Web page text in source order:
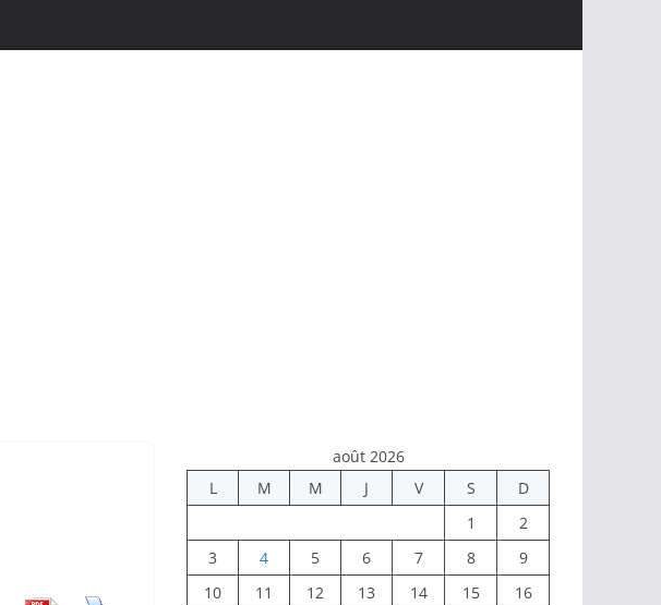
août 2026
L
M M J V S
D
1
2
3
4 5 6 7 8
9
10
11 12 13 14 15
16